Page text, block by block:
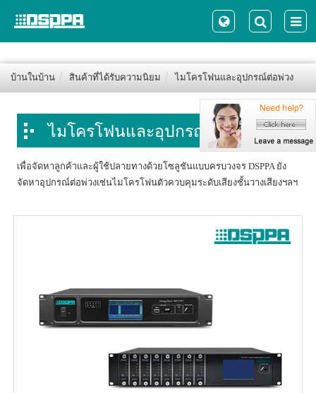
บ้านในบ้าน สินค้าที่ได้รับความนิยม ไมโครโฟนและอุปกรณ์ต่อพ่วง
ไมโครโฟนและอุปกรณ์ต่อพ่วง
เพื่อจัดหาลูกค้าและผู้ใช้ปลายทางด้วยโซลูชันแบบครบวงจร DSPPA ยัง
จัดหาอุปกรณ์ต่อพ่วงเช่นไมโครโฟนตัวควบคุมระดับเสียงชั้นวางเสียงฯลฯ